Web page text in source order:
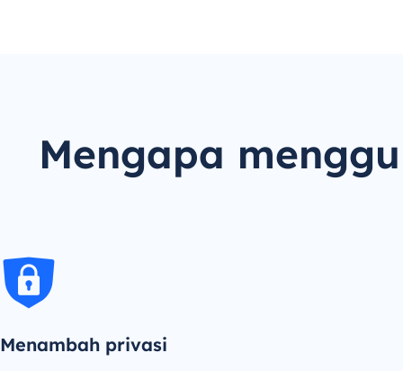
Mengapa
Menambah privasi